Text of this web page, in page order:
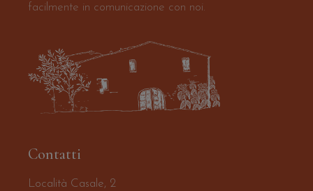
facilmente in comunicazione con noi.
Contatti
Località Casale, 2